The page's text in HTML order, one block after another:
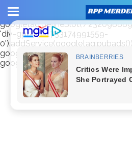
window.googletag =
googletag.cmd.push(function() {
googletag.defineSlot('/
'div-gpt-ad-1733174991559-
googletag.enableServices(); });